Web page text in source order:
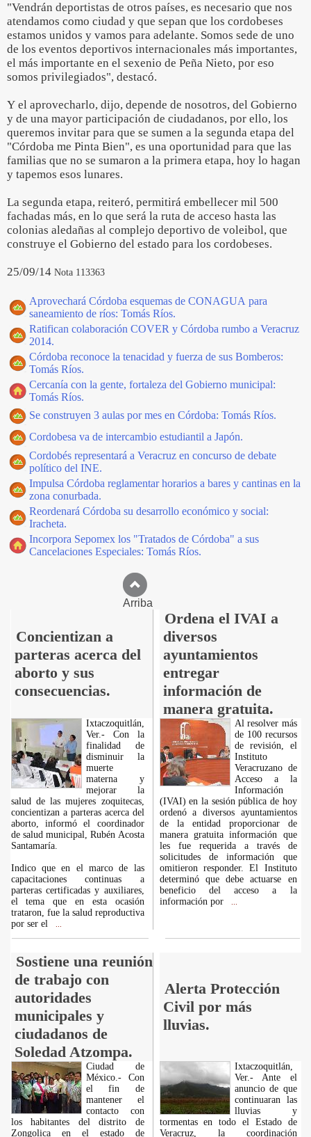
"Vendrán deportistas de otros países, es necesario que nos
atendamos como ciudad y que sepan que los cordobeses
estamos unidos y vamos para adelante. Somos sede de uno
de los eventos deportivos internacionales más importantes,
el más importante en el sexenio de Peña Nieto, por eso
somos privilegiados", destacó.
Y el aprovecharlo, dijo, depende de nosotros, del Gobierno
y de una mayor participación de ciudadanos, por ello, los
queremos invitar para que se sumen a la segunda etapa del
"Córdoba me Pinta Bien", es una oportunidad para que las
familias que no se sumaron a la primera etapa, hoy lo hagan
y tapemos esos lunares.
La segunda etapa, reiteró, permitirá embellecer mil 500
fachadas más, en lo que será la ruta de acceso hasta las
colonias aledañas al complejo deportivo de voleibol, que
construye el Gobierno del estado para los cordobeses.
25/09/14 Nota 113363
Aprovechará Córdoba esquemas de CONAGUA para
saneamiento de ríos: Tomás Ríos.
Ratifican colaboración COVER y Córdoba rumbo a Veracruz
2014.
Córdoba reconoce la tenacidad y fuerza de sus Bomberos:
Tomás Ríos.
Cercanía con la gente, fortaleza del Gobierno municipal:
Tomás Ríos.
Se construyen 3 aulas por mes en Córdoba: Tomás Ríos.
Cordobesa va de intercambio estudiantil a Japón.
Cordobés representará a Veracruz en concurso de debate
político del INE.
Impulsa Córdoba reglamentar horarios a bares y cantinas en la
zona conurbada.
Reordenará Córdoba su desarrollo económico y social:
Iracheta.
Incorpora Sepomex los "Tratados de Córdoba" a sus
Cancelaciones Especiales: Tomás Ríos.
Arriba
Concientizan a
parteras acerca del
aborto y sus
consecuencias.
Ordena el IVAI a
diversos
ayuntamientos
entregar
información de
manera gratuita.
Ixtaczoquitlán,
Ver.- Con la
finalidad de
disminuir la
muerte
materna y
mejorar la
salud de las mujeres zoquitecas,
concientizan a parteras acerca del
aborto, informó el coordinador
de salud municipal, Rubén Acosta
Santamaría.
Indico que en el marco de las
capacitaciones continuas a
parteras certificadas y auxiliares,
el tema que en esta ocasión
trataron, fue la salud reproductiva
por ser el
Al resolver más
de 100 recursos
de revisión, el
Instituto
Veracruzano de
Acceso a la
Información
(IVAI) en la sesión pública de hoy
ordenó a diversos ayuntamientos
de la entidad proporcionar de
manera gratuita información que
les fue requerida a través de
solicitudes de información que
omitieron responder. El Instituto
determinó que debe actuarse en
beneficio del acceso a la
información por
Sostiene una reunión
de trabajo con
autoridades
municipales y
ciudadanos de
Soledad Atzompa.
Alerta Protección
Civil por más
lluvias.
Ciudad de
México.- Con
el fin de
mantener el
contacto con
los habitantes del distrito de
Zongolica en el estado de
Ixtaczoquitlán,
Ver.- Ante el
anuncio de que
continuaran las
lluvias y
tormentas en todo el Estado de
Veracruz, la coordinación